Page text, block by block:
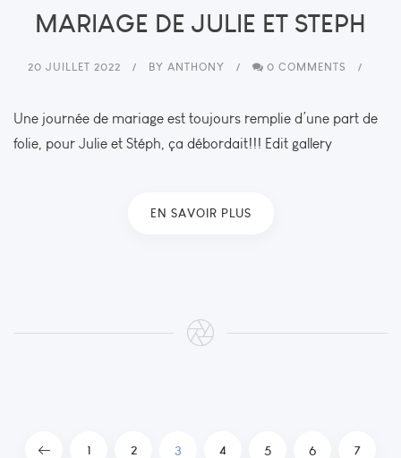
MARIAGE DE JULIE ET STEPH
20 JUILLET 2022 BY ANTHONY 0 COMMENTS
Une journée de mariage est toujours remplie d’une part de
folie, pour Julie et Stéph, ça débordait!!! Edit gallery
EN SAVOIR PLUS
1 2 3 4 5 6 7